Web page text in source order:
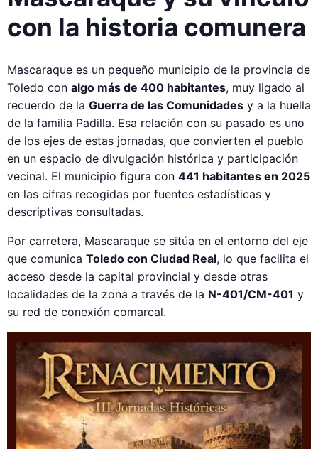
con la historia comunera
Mascaraque es un pequeño municipio de la provincia de
Toledo con algo más de 400 habitantes, muy ligado al
recuerdo de la Guerra de las Comunidades y a la huella
de la familia Padilla. Esa relación con su pasado es uno
de los ejes de estas jornadas, que convierten el pueblo
en un espacio de divulgación histórica y participación
vecinal. El municipio figura con 441 habitantes en 2025
en las cifras recogidas por fuentes estadísticas y
descriptivas consultadas.
Por carretera, Mascaraque se sitúa en el entorno del eje
que comunica Toledo con Ciudad Real, lo que facilita el
acceso desde la capital provincial y desde otras
localidades de la zona a través de la N-401/CM-401 y
su red de conexión comarcal.